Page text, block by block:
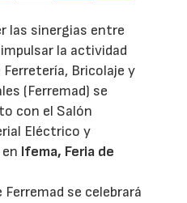
las sinergias entre
la actividad
Bricolaje y
(Ferremad) se
con el Salón
Eléctrico y
Ifema, Feria de
se celebrará